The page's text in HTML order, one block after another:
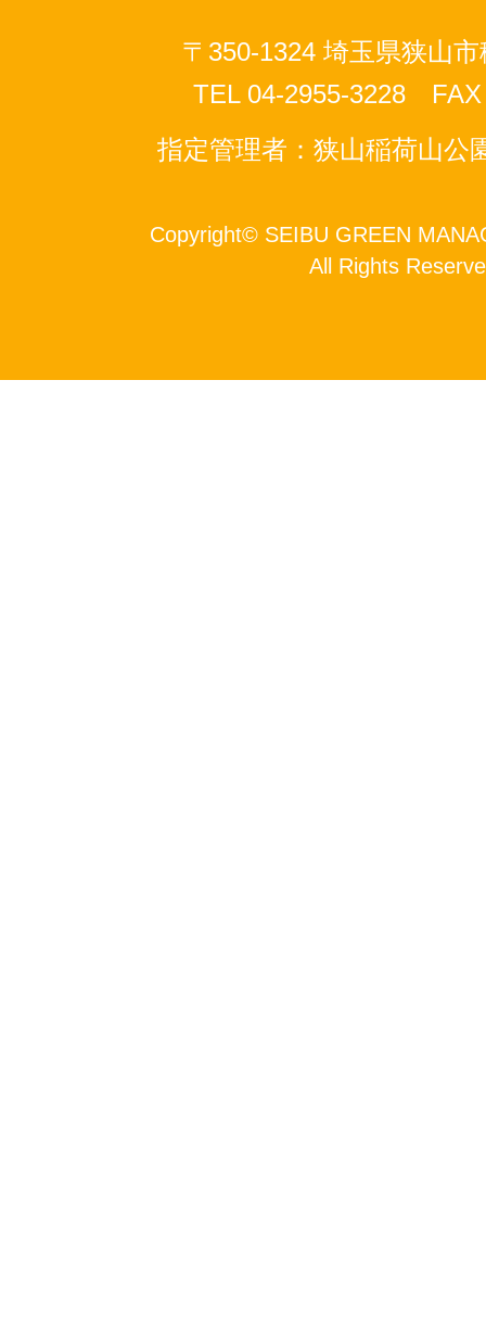
〒350-1324 埼玉県狭山
TEL 04-2955-3228 FAX
指定管理者：狭山稲荷山公
Copyright© SEIBU GREEN
All Rights